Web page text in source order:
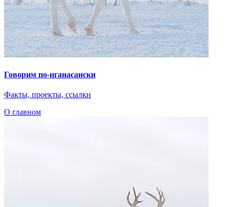
Говорим по-нганасански
Факты, проекты, ссылки
О главном